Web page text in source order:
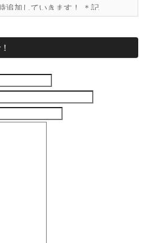
追加していきます！ ＊記...